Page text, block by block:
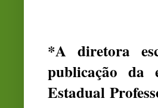
*A diretora
publicação da
Estadual